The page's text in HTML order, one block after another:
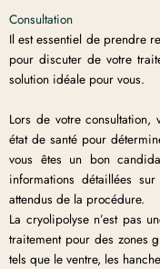
Consultation
Il est essentiel de prendre
pour discuter de votre
solution idéale pour vous.
Lors de votre
état de santé pour
vous êtes un bon
informations détaillées
attendus de la procédure.
La cryolipolyse n’est pas
traitement pour des zones
tels que le ventre, les